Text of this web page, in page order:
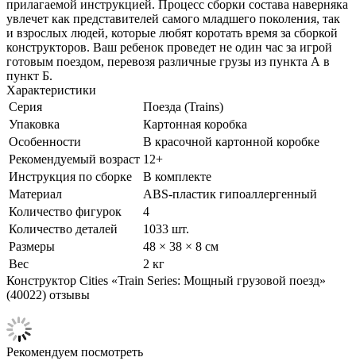
прилагаемой инструкцией. Процесс сборки состава наверняка
увлечет как представителей самого младшего поколения, так
и взрослых людей, которые любят коротать время за сборкой
конструкторов. Ваш ребенок проведет не один час за игрой
готовым поездом, перевозя различные грузы из пункта А в
пункт Б.
Характеристики
Серия
Поезда (Trains)
Упаковка
Картонная коробка
Особенности
В красочной картонной коробке
Рекомендуемый возраст 12+
Инструкция по сборке
В комплекте
Материал
ABS-пластик гипоаллергенный
Количество фигурок
4
Количество деталей
1033 шт.
Размеры
48 × 38 × 8 см
Вес
2 кг
Конструктор Cities «Train Series: Мощный грузовой поезд»
(40022) отзывы
Рекомендуем посмотреть